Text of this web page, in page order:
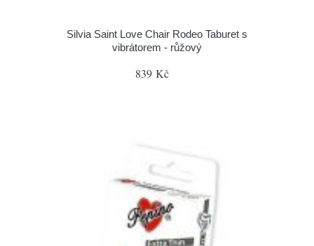
Silvia Saint Love Chair Rodeo Taburet s
vibrátorem - růžový
839 Kč